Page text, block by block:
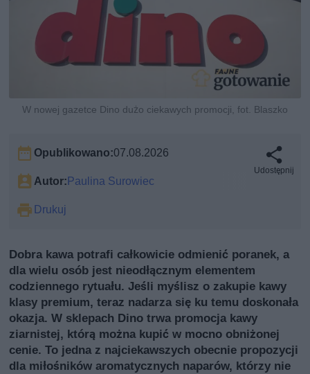
W nowej gazetce Dino dużo ciekawych promocji, fot. Blaszko
Opublikowano:07.08.2026
Autor: Paulina Surowiec
Drukuj
Udostępnij
Dobra kawa potrafi całkowicie odmienić poranek, a
dla wielu osób jest nieodłącznym elementem
codziennego rytuału. Jeśli myślisz o zakupie kawy
klasy premium, teraz nadarza się ku temu doskonała
okazja. W sklepach Dino trwa promocja kawy
ziarnistej, którą można kupić w mocno obniżonej
cenie. To jedna z najciekawszych obecnie propozycji
dla miłośników aromatycznych naparów, którzy nie